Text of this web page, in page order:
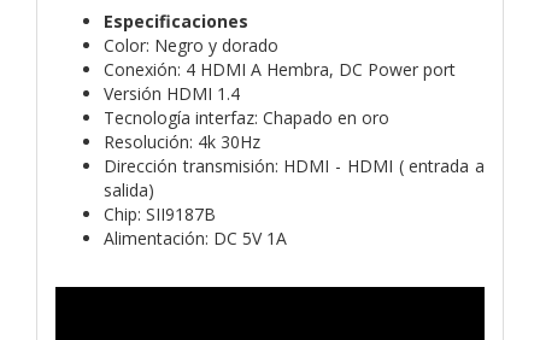
Especificaciones
Color: Negro y dorado
Conexión: 4 HDMI A Hembra, DC Power port
Versión HDMI 1.4
Tecnología interfaz: Chapado en oro
Resolución: 4k 30Hz
Dirección transmisión: HDMI - HDMI ( entrada a
salida)
Chip: SII9187B
Alimentación: DC 5V 1A